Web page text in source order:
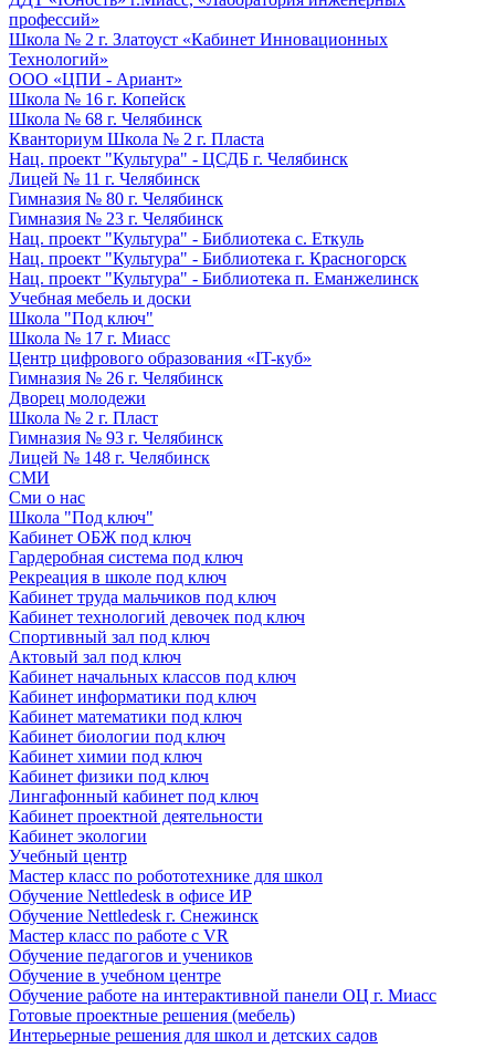
профессий»
Школа № 2 г. Златоуст «Кабинет Инновационных
Технологий»
ООО «ЦПИ - Ариант»
Школа № 16 г. Копейск
Школа № 68 г. Челябинск
Кванториум Школа № 2 г. Пласта
Нац. проект "Культура" - ЦСДБ г. Челябинск
Лицей № 11 г. Челябинск
Гимназия № 80 г. Челябинск
Гимназия № 23 г. Челябинск
Нац. проект "Культура" - Библиотека с. Еткуль
Нац. проект "Культура" - Библиотека г. Красногорск
Нац. проект "Культура" - Библиотека п. Еманжелинск
Учебная мебель и доски
Школа "Под ключ"
Школа № 17 г. Миасс
Центр цифрового образования «IT-куб»
Гимназия № 26 г. Челябинск
Дворец молодежи
Школа № 2 г. Пласт
Гимназия № 93 г. Челябинск
Лицей № 148 г. Челябинск
СМИ
Сми о нас
Школа "Под ключ"
Кабинет ОБЖ под ключ
Гардеробная система под ключ
Рекреация в школе под ключ
Кабинет труда мальчиков под ключ
Кабинет технологий девочек под ключ
Спортивный зал под ключ
Актовый зал под ключ
Кабинет начальных классов под ключ
Кабинет информатики под ключ
Кабинет математики под ключ
Кабинет биологии под ключ
Кабинет химии под ключ
Кабинет физики под ключ
Лингафонный кабинет под ключ
Кабинет проектной деятельности
Кабинет экологии
Учебный центр
Мастер класс по робототехнике для школ
Обучение Nettledesk в офисе ИР
Обучение Nettledesk г. Снежинск
Мастер класс по работе с VR
Обучение педагогов и учеников
Обучение в учебном центре
Обучение работе на интерактивной панели ОЦ г. Миасс
Готовые проектные решения (мебель)
Интерьерные решения для школ и детских садов